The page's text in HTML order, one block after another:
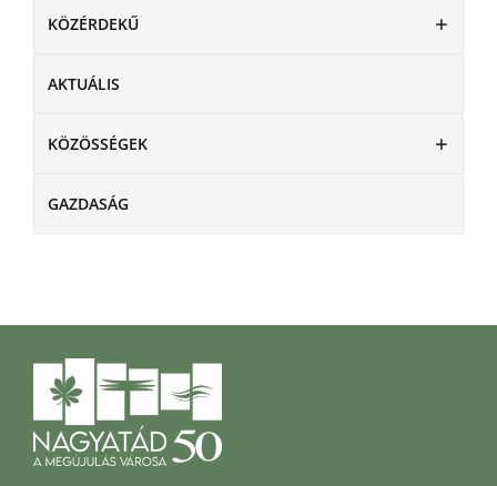
KÖZÉRDEKŰ
AKTUÁLIS
KÖZÖSSÉGEK
GAZDASÁG